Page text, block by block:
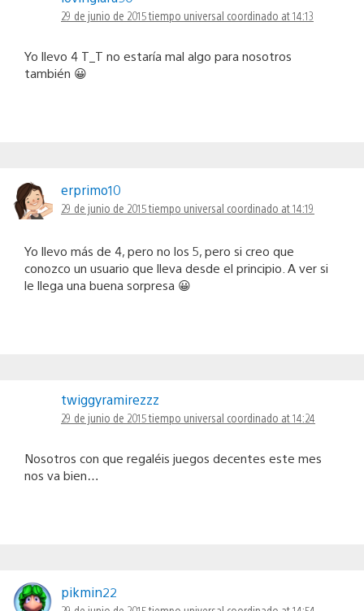
29 de junio de 2015 tiempo universal coordinado at 14:13
Yo llevo 4 T_T no estaría mal algo para nosotros
también 😀
erprimo10
29 de junio de 2015 tiempo universal coordinado at 14:19
Yo llevo más de 4, pero no los 5, pero si creo que
conozco un usuario que lleva desde el principio. A ver si
le llega una buena sorpresa 😀
twiggyramirezzz
29 de junio de 2015 tiempo universal coordinado at 14:24
Nosotros con que regaléis juegos decentes este mes
nos va bien…
pikmin22